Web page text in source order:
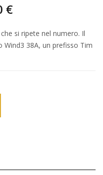
€
si ripete nel numero. Il
38A, un prefisso Tim